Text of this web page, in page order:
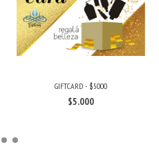
GIFTCARD - $5000
$5.000